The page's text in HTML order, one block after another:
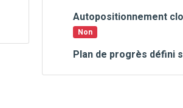
Autopositionnement
Non
Plan de progrès défini